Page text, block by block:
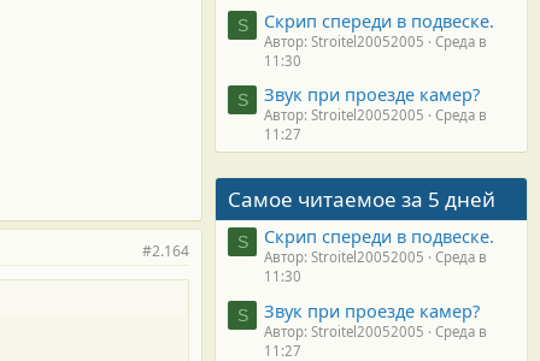
#2.164
S Скрип спереди в подвеске.
Автор: Stroitel20052005
Среда в
11:30
S Звук при проезде камер?
Автор: Stroitel20052005
Среда в
11:27
Самое читаемое за 5 дней
S Скрип спереди в подвеске.
Автор: Stroitel20052005
Среда в
11:30
S Звук при проезде камер?
Автор: Stroitel20052005
Среда в
11:27